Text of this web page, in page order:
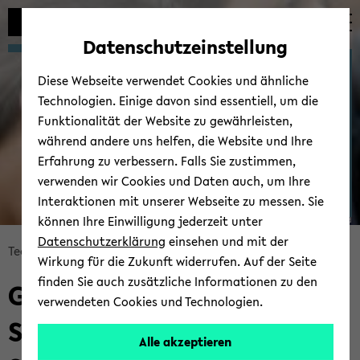
Automatische
vermeiden
zum
wechseln
zum
wechseln
zum
wechseln
Bread­
crumb
über­
sprin­
gen
Tech­ni­sche Fa­kul­tät Stu­di­um
© Uni­ver­si­tät Bie­le­feld
Grund­la­gen Ko­gni­ti­ver
Sys­te­me Ne­ben­fach (B.
Datenschutzeinstellung
Diese Webseite verwendet Cookies und ähnliche
Technologien. Einige davon sind essentiell, um die
Funktionalität der Website zu gewährleisten,
während andere uns helfen, die Website und Ihre
Erfahrung zu verbessern. Falls Sie zustimmen,
verwenden wir Cookies und Daten auch, um Ihre
Interaktionen mit unserer Webseite zu messen. Sie
können Ihre Einwilligung jederzeit unter
Datenschutzerklärung einsehen und mit der
Wirkung für die Zukunft widerrufen. Auf der Seite
finden Sie auch zusätzliche Informationen zu den
verwendeten Cookies und Technologien.
Alle akzeptieren